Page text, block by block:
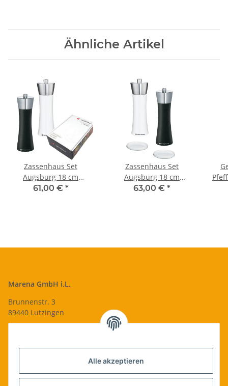
Alle akzeptieren
Ähnliche Artikel
Zassenhaus Set
Augsburg 18 cm
Pfeffermühle &
61,00 € *
Zassenhaus Set
Augsburg 18 cm
Pfeffermühle/Salzmühle
63,00 € *
Marena GmbH i.L.
Brunnenstr. 3
89440 Lutzingen